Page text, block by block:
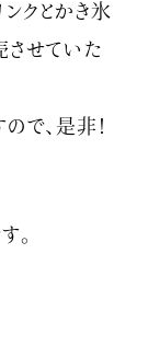
クとかき氷
させていた
で、是非！
。